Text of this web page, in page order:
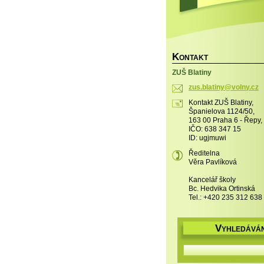
KONTAKT
ZUŠ Blatiny
zus.blatiny@volny.cz
Kontakt ZUŠ Blatiny,
Španielova 1124/50,
163 00 Praha 6 - Řepy,
IČO: 638 347 15
ID: ugjmuwi
Ředitelna
Věra Pavlíková
Kancelář školy
Bc. Hedvika Ortinská
Tel.: +420 235 312 638
V